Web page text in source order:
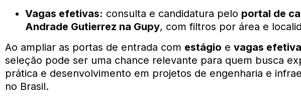
Vagas efetivas: consulta e candidatura pelo portal de
Andrade Gutierrez na Gupy, com filtros por área e
Ao ampliar as portas de entrada com estágio e vagas
seleção pode ser uma chance relevante para quem busca
prática e desenvolvimento em projetos de engenharia e
no Brasil.